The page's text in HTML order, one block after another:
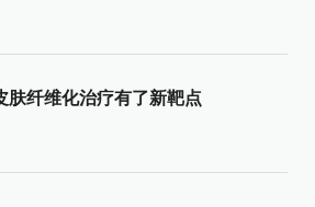
肤纤维化治疗有了新靶点